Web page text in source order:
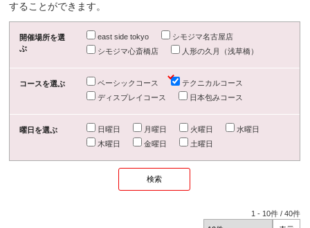
することができます。
開催場所を選
ぶ
east side tokyo
シモジマ名古屋店
シモジマ心斎橋店
人形の久月（浅草橋）
コースを選ぶ ベーシックコース
テクニカルコース
ディスプレイコース
日本包みコース
曜日を選ぶ 日曜日 月曜日 火曜日
水曜日
木曜日
金曜日 土曜日
1 - 10件 /40件